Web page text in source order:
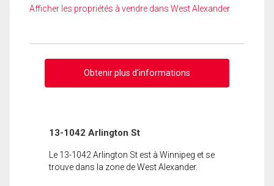
Afficher les propriétés à vendre dans West Alexander
Obtenir plus d'informations
13-1042 Arlington St
Le 13-1042 Arlington St est à Winnipeg et se
trouve dans la zone de West Alexander.